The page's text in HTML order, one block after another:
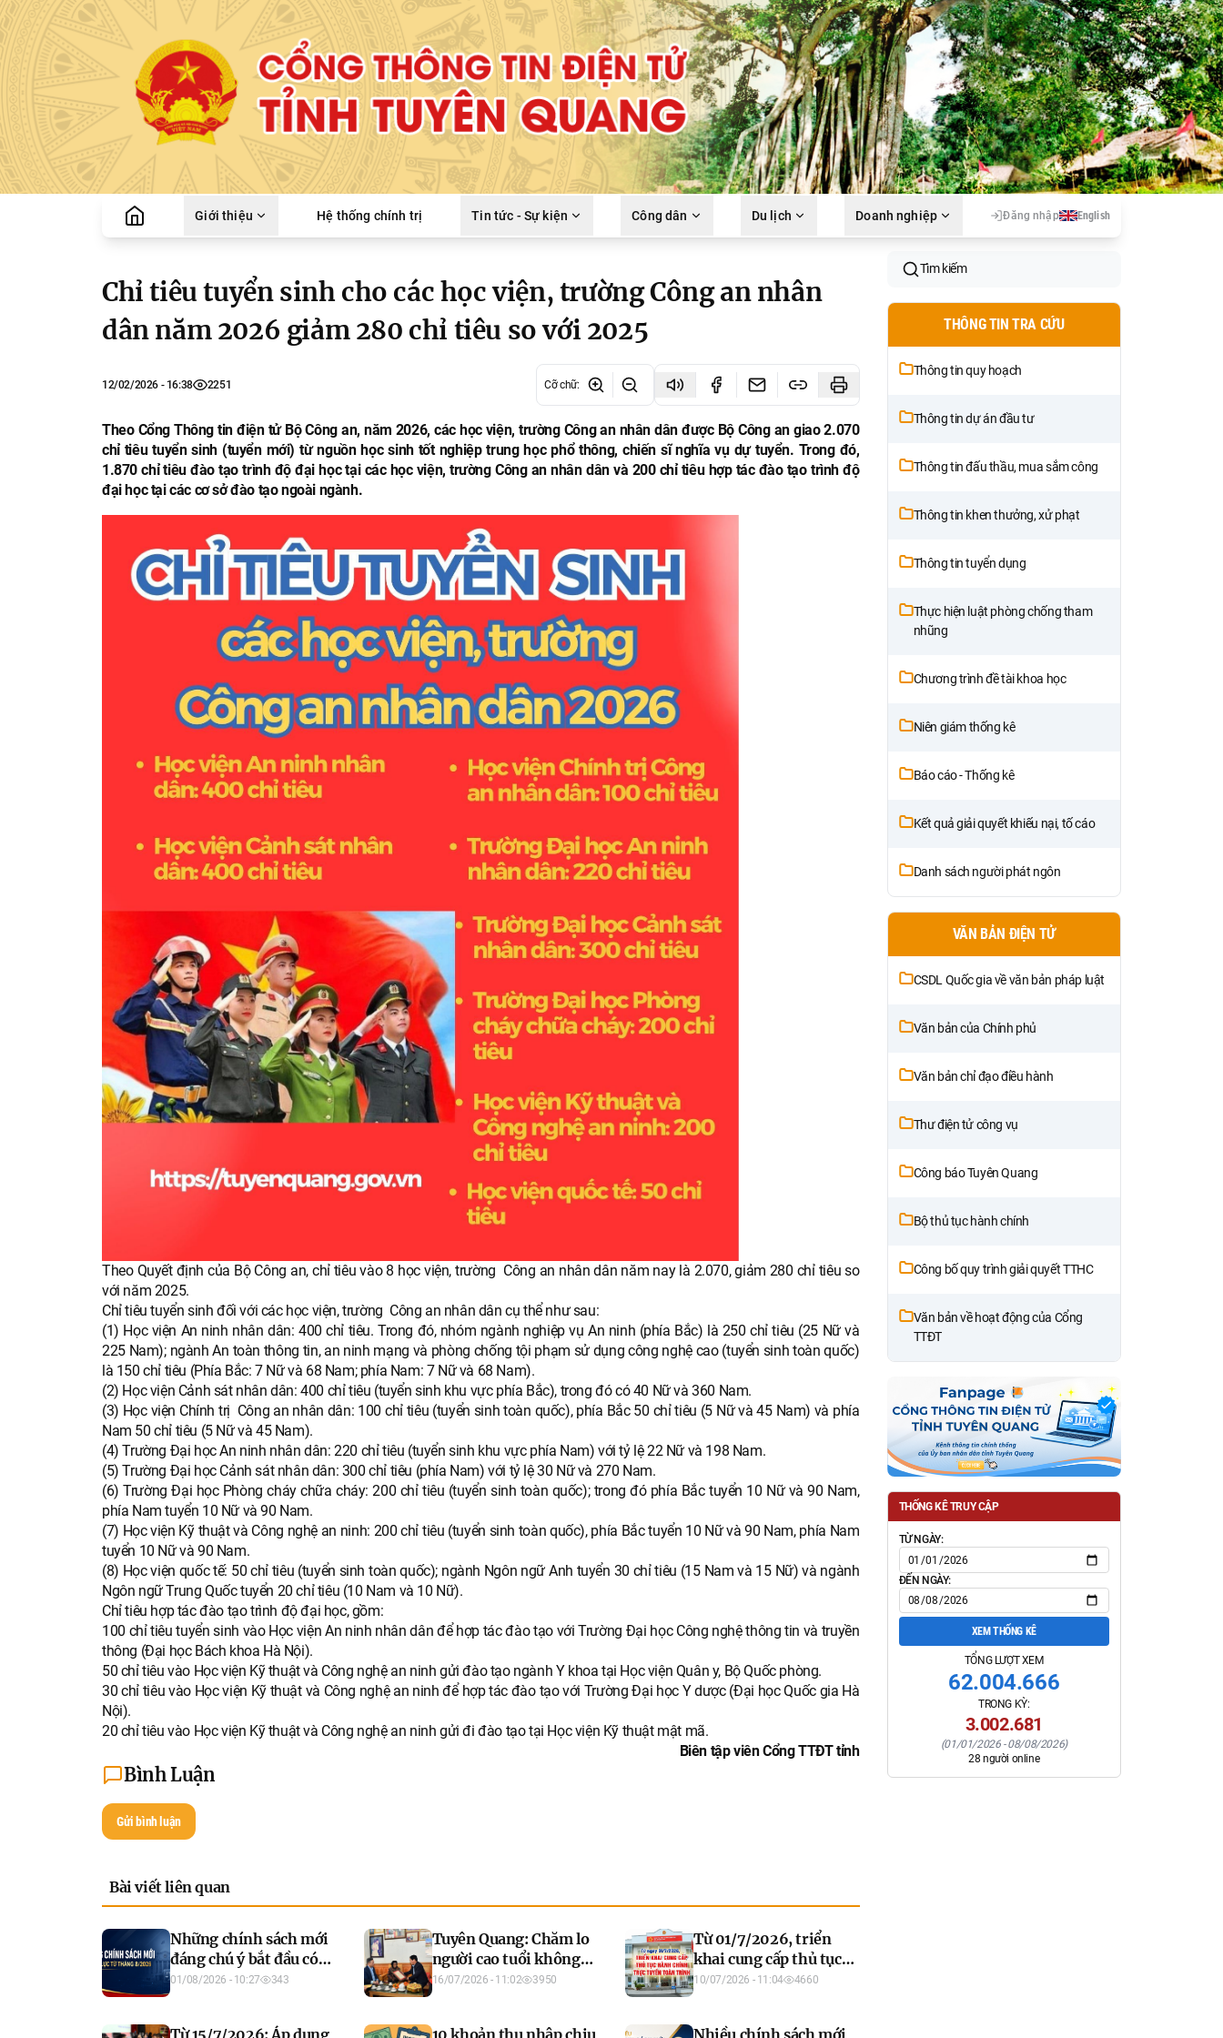
Giới thiệu Hệ thống chính trị Tin tức - Sự kiện Công dân Du lịch Doanh nghiệp Đăng nhập English
Chỉ tiêu tuyển sinh cho các học viện, trường Công an nhân
dân năm 2026 giảm 280 chỉ tiêu so với 2025
12/02/2026 - 16:38 2251 Cỡ chữ:
Theo Cổng Thông tin điện tử Bộ Công an, năm 2026, các học viện, trường Công an nhân dân được Bộ Công an giao 2.070
chỉ tiêu tuyển sinh (tuyển mới) từ nguồn học sinh tốt nghiệp trung học phổ thông, chiến sĩ nghĩa vụ dự tuyển. Trong đó,
1.870 chỉ tiêu đào tạo trình độ đại học tại các học viện, trường Công an nhân dân và 200 chỉ tiêu hợp tác đào tạo trình độ
đại học tại các cơ sở đào tạo ngoài ngành.
Theo Quyết định của Bộ Công an, chỉ tiêu vào 8 học viện, trường Công an nhân dân năm nay là 2.070, giảm 280 chỉ tiêu so
với năm 2025.
Chỉ tiêu tuyển sinh đối với các học viện, trường Công an nhân dân cụ thể như sau:
(1) Học viện An ninh nhân dân: 400 chỉ tiêu. Trong đó, nhóm ngành nghiệp vụ An ninh (phía Bắc) là 250 chỉ tiêu (25 Nữ và
225 Nam); ngành An toàn thông tin, an ninh mạng và phòng chống tội phạm sử dụng công nghệ cao (tuyển sinh toàn quốc)
là 150 chỉ tiêu (Phía Bắc: 7 Nữ và 68 Nam; phía Nam: 7 Nữ và 68 Nam).
(2) Học viện Cảnh sát nhân dân: 400 chỉ tiêu (tuyển sinh khu vực phía Bắc), trong đó có 40 Nữ và 360 Nam.
(3) Học viện Chính trị Công an nhân dân: 100 chỉ tiêu (tuyển sinh toàn quốc), phía Bắc 50 chỉ tiêu (5 Nữ và 45 Nam) và phía
Nam 50 chỉ tiêu (5 Nữ và 45 Nam).
(4) Trường Đại học An ninh nhân dân: 220 chỉ tiêu (tuyển sinh khu vực phía Nam) với tỷ lệ 22 Nữ và 198 Nam.
(5) Trường Đại học Cảnh sát nhân dân: 300 chỉ tiêu (phía Nam) với tỷ lệ 30 Nữ và 270 Nam.
(6) Trường Đại học Phòng cháy chữa cháy: 200 chỉ tiêu (tuyển sinh toàn quốc); trong đó phía Bắc tuyển 10 Nữ và 90 Nam,
phía Nam tuyển 10 Nữ và 90 Nam.
(7) Học viện Kỹ thuật và Công nghệ an ninh: 200 chỉ tiêu (tuyển sinh toàn quốc), phía Bắc tuyển 10 Nữ và 90 Nam, phía Nam
tuyển 10 Nữ và 90 Nam.
(8) Học viện quốc tế: 50 chỉ tiêu (tuyển sinh toàn quốc); ngành Ngôn ngữ Anh tuyển 30 chỉ tiêu (15 Nam và 15 Nữ) và ngành
Ngôn ngữ Trung Quốc tuyển 20 chỉ tiêu (10 Nam và 10 Nữ).
Chỉ tiêu hợp tác đào tạo trình độ đại học, gồm:
100 chỉ tiêu tuyển sinh vào Học viện An ninh nhân dân để hợp tác đào tạo với Trường Đại học Công nghệ thông tin và truyền
thông (Đại học Bách khoa Hà Nội).
50 chỉ tiêu vào Học viện Kỹ thuật và Công nghệ an ninh gửi đào tạo ngành Y khoa tại Học viện Quân y, Bộ Quốc phòng.
30 chỉ tiêu vào Học viện Kỹ thuật và Công nghệ an ninh để hợp tác đào tạo với Trường Đại học Y dược (Đại học Quốc gia Hà
Nội).
20 chỉ tiêu vào Học viện Kỹ thuật và Công nghệ an ninh gửi đi đào tạo tại Học viện Kỹ thuật mật mã.
Biên tập viên Cổng TTĐT tỉnh
Bình Luận
Gửi bình luận
Bài viết liên quan
Những chính sách mới
đáng chú ý bắt đầu có
hiệu lực trong tháng
01/08/2026 - 10:27 343
Tuyên Quang: Chăm lo
người cao tuổi không
chỉ là trách nhiệm, đó
là đạo lý!
16/07/2026 - 11:02 3950
Từ 01/7/2026, triển
khai cung cấp thủ tục
hành chính trực tuyến
10/07/2026 - 11:04 4660
Tìm kiếm
THÔNG TIN TRA CỨU
Thông tin quy hoạch
Thông tin dự án đầu tư
Thông tin đấu thầu, mua sắm công
Thông tin khen thưởng, xử phạt
Thông tin tuyển dụng
Thực hiện luật phòng chống tham
nhũng
Chương trình đề tài khoa học
Niên giám thống kê
Báo cáo - Thống kê
Kết quả giải quyết khiếu nại, tố cáo
Danh sách người phát ngôn
VĂN BẢN ĐIỆN TỬ
CSDL Quốc gia về văn bản pháp luật
Văn bản của Chính phủ
Văn bản chỉ đạo điều hành
Thư điện tử công vụ
Công báo Tuyên Quang
Bộ thủ tục hành chính
Công bố quy trình giải quyết TTHC
Văn bản về hoạt động của Cổng
TTĐT
THỐNG KÊ TRUY CẬP
TỪ NGÀY:
ĐẾN NGÀY:
XEM THỐNG KÊ
TỔNG LƯỢT XEM
62.004.666
TRONG KỲ:
3.002.681
(01/01/2026-08/08/2026)
28 người online